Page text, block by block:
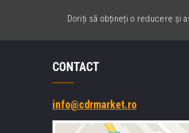
Doriți să obțineți o reducere și
CONTACT
info@cdrmarket.ro